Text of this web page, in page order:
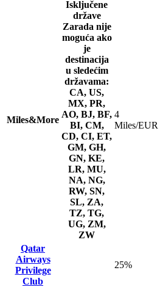
Miles&More
Isključene
države
Zarada nije
moguća ako
je
destinacija
u sledećim
državama:
CA, US,
MX, PR,
AO, BJ, BF,
BI, CM,
CD, CI, ET,
GM, GH,
GN, KE,
LR, MU,
NA, NG,
RW, SN,
SL, ZA,
TZ, TG,
UG, ZM,
ZW
4
Miles/EUR
Qatar
Airways
Privilege
Club
25%